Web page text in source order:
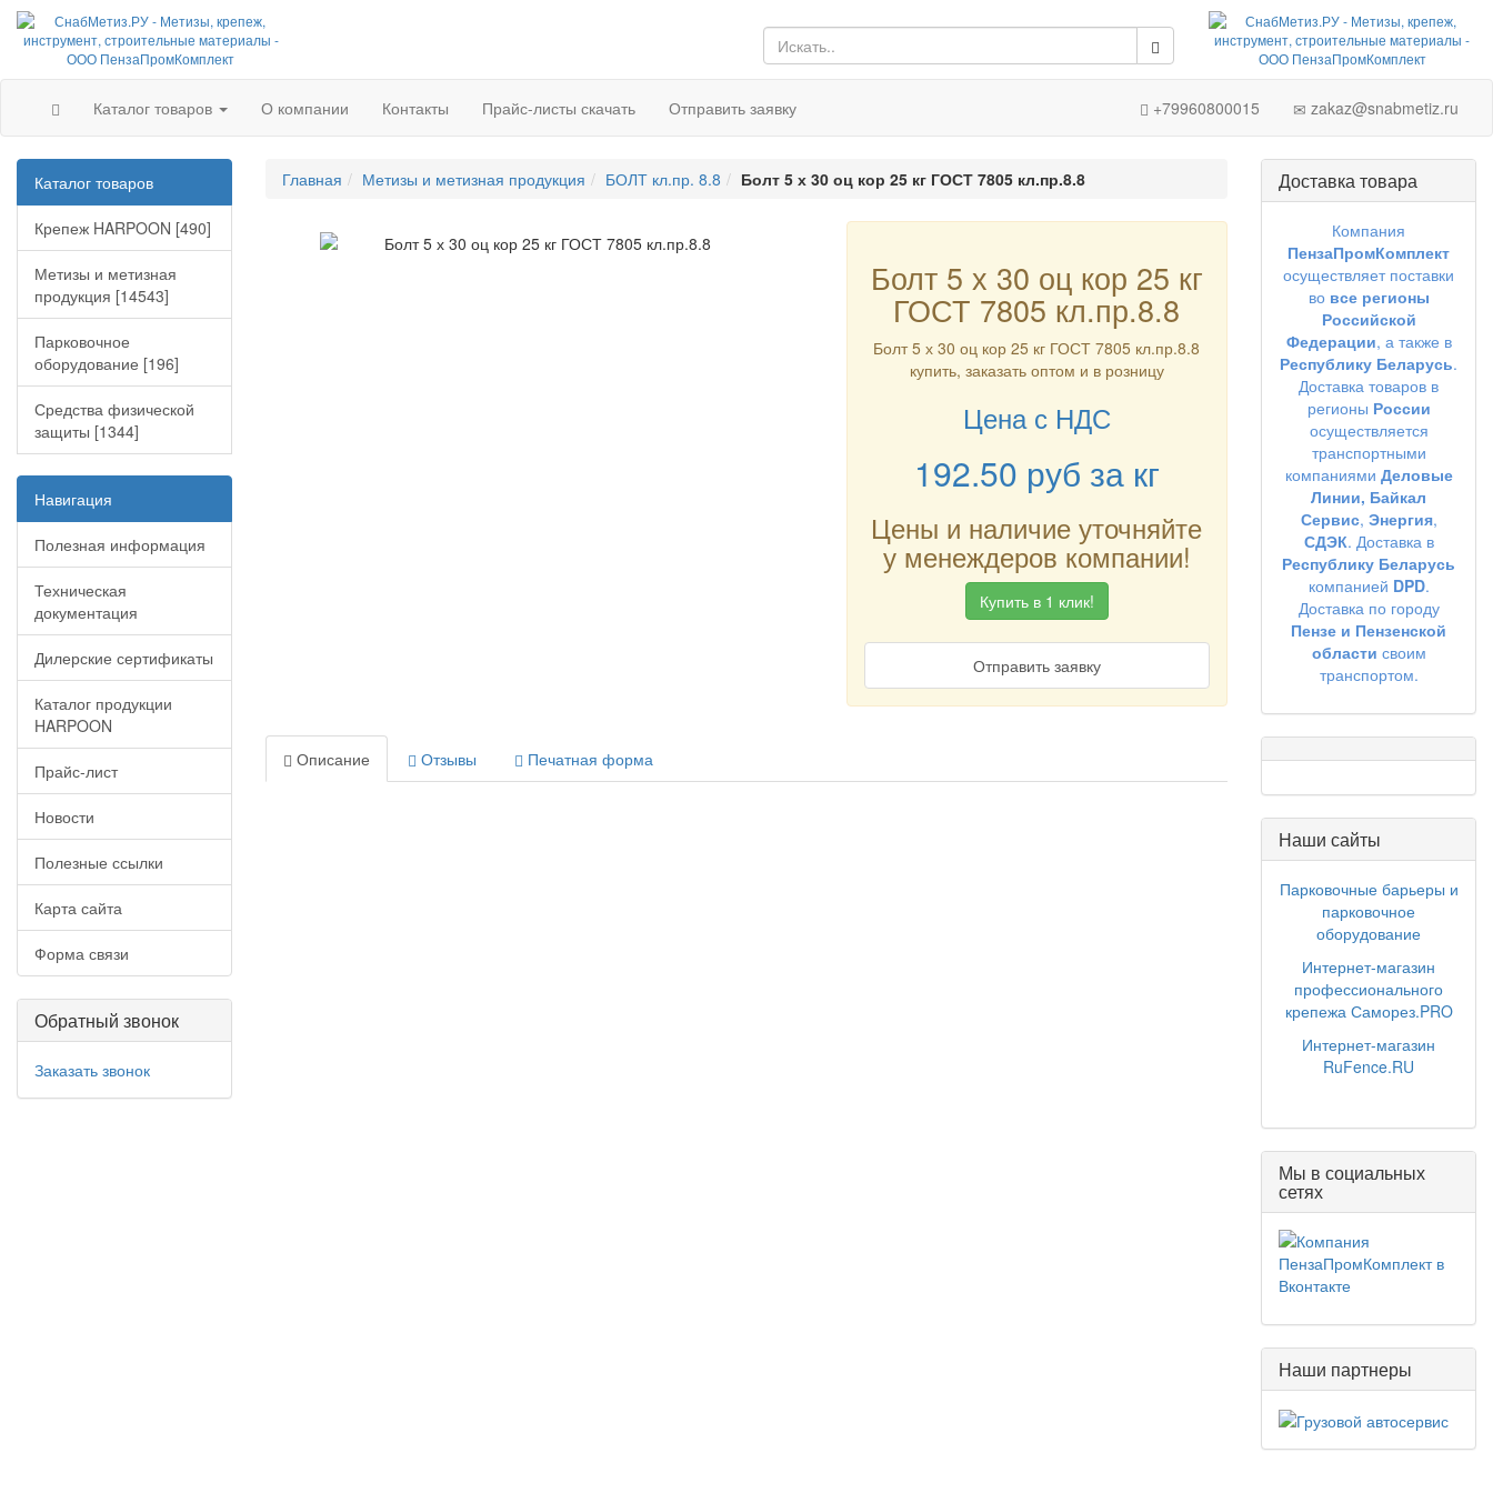
Каталог товаров О компании Контакты Прайс-листы скачать Отправить заявку +79960800015 zakaz@snabmetiz.ru
Каталог товаров
Крепеж HARPOON [490]
Метизы и метизная
продукция [14543]
Парковочное
оборудование [196]
Средства физической
защиты [1344]
Навигация
Полезная информация
Техническая
документация
Дилерские сертификаты
Каталог продукции
HARPOON
Прайс-лист
Новости
Полезные ссылки
Карта сайта
Форма связи
Обратный звонок
Заказать звонок
Главная Метизы и метизная продукция БОЛТ кл.пр. 8.8 Болт 5 х 30 оц кор 25 кг ГОСТ 7805 кл.пр.8.8
Болт 5 х 30 оц кор 25 кг
ГОСТ 7805 кл.пр.8.8
Болт 5 х 30 оц кор 25 кг ГОСТ 7805 кл.пр.8.8
купить, заказать оптом и в розницу
Цена с НДС
192.50 руб за кг
Цены и наличие уточняйте
у менеждеров компании!
Купить в 1 клик!
Отправить заявку
Описание Отзывы Печатная форма
Доставка товара
Компания
ПензаПромКомплект
осуществляет поставки
во все регионы
Российской
Федерации, а также в
Республику Беларусь.
Доставка товаров в
регионы России
осуществляется
транспортными
компаниями Деловые
Линии, Байкал
Сервис, Энергия,
СДЭК. Доставка в
Республику Беларусь
компанией DPD.
Доставка по городу
Пензе и Пензенской
области своим
транспортом.
Наши сайты
Парковочные барьеры и
парковочное
оборудование
Интернет-магазин
профессионального
крепежа Саморез.PRO
Интернет-магазин
RuFence.RU
Мы в социальных
сетях
Наши партнеры